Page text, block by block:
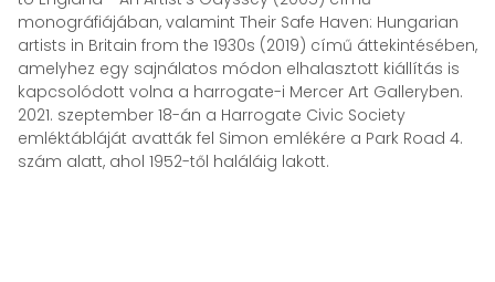
monográfiájában, valamint Their Safe Haven: Hungarian
artists in Britain from the 1930s (2019) című áttekintésében,
amelyhez egy sajnálatos módon elhalasztott kiállítás is
kapcsolódott volna a harrogate-i Mercer Art Galleryben.
2021. szeptember 18-án a Harrogate Civic Society
emléktábláját avatták fel Simon emlékére a Park Road 4.
szám alatt, ahol 1952-től haláláig lakott.